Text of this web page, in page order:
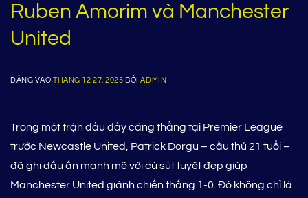
Ruben Amorim và Manchester
United
ĐĂNG VÀO THÁNG 12 27, 2025 BỞIADMIN
Trong một trận đấu đầy căng thẳng tại Premier League
trước Newcastle United, Patrick Dorgu – cầu thủ 21 tuổi –
đã ghi dấu ấn mạnh mẽ với cú sút tuyệt đẹp giúp
Manchester United giành chiến thắng 1-0. Đó không chỉ là